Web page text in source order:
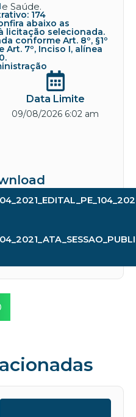
Saúde.
174
abaixo as
licitação selecionada.
conforme Art. 8º, §1º
Art. 7º, Inciso I, alínea
Data Limite
09/08/2026 6:02 am